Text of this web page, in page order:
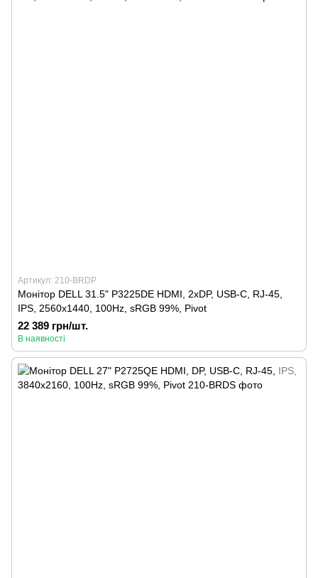
Артикул: 210-BRDP
Монітор DELL 31.5" P3225DE HDMI, 2xDP, USB-C, RJ-45,
IPS, 2560x1440, 100Hz, sRGB 99%, Pivot
22 389 грн/шт.
В наявності